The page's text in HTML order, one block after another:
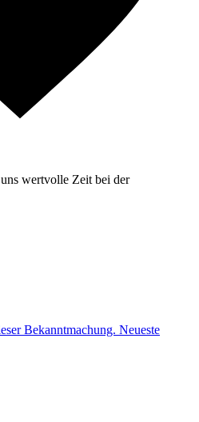
wertvolle Zeit bei der
Bekanntmachung. Neueste